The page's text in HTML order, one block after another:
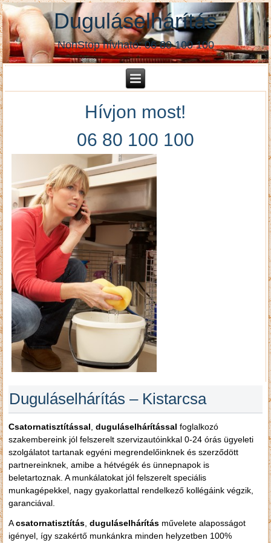
Duguláselhárítás
NonStop hívható: 06 80 100 100
Hívjon most!
06 80 100 100
Duguláselhárítás – Kistarcsa
Csatornatisztítással ,duguláselhárítással foglalkozó
szakembereink jól felszerelt szervizautóinkkal 0-24 órás ügyeleti
szolgálatot tartanak egyéni megrendelőinknek és szerződött
partnereinknek, amibe a hétvégék és ünnepnapok is
beletartoznak. A munkálatokat jól felszerelt speciális
munkagépekkel, nagy gyakorlattal rendelkező kollégáink végzik,
garanciával.
Acsatornatisztítás ,duguláselhárítás művelete alaposságot
igényel, így szakértő munkánkra minden helyzetben 100%